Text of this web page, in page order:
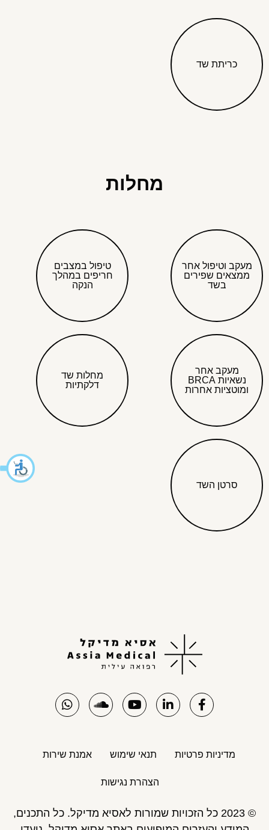
כריתת שד
מחלות
מעקב וטיפול אחר
ממצאים שפירים
בשד
טיפול במצבים
חריפים במהלך
הנקה
מעקב אחר
נשאיות BRCA
ומוטציות אחרות
מחלות שד
דלקתיות
סרטן השד
מדיניות פרטיות תנאי שימוש אמנת שירות
הצהרת נגישות
© 2023 כל הזכויות שמורות לאסיא מדיקל. כל התכנים,